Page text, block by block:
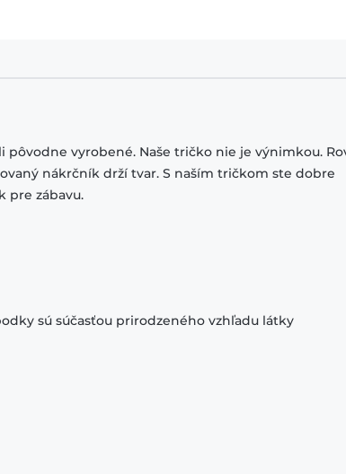
vyrobené. Naše tričko nie je výnimkou.
nákrčník drží tvar. S naším tričkom ste dobre
pre zábavu.
sú súčasťou prirodzeného vzhľadu látky